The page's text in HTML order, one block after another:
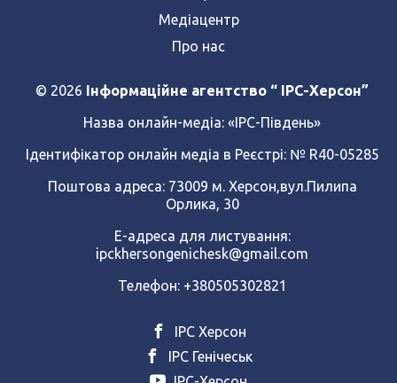
Медіацентр
Про нас
© 2026 Інформаційне агентство “ IPC-Херсон”
Назва онлайн-медіа: «ІРС-Південь»
Ідентифікатор онлайн медіа в Реєстрі: № R40-05285
Поштова адреса: 73009 м. Херсон,вул.Пилипа
Орлика, 30
Е-адреса для листування:
ipckhersongenichesk@gmail.com
Телефон: +380505302821
ІРС Херсон
ІРС Генічеськ